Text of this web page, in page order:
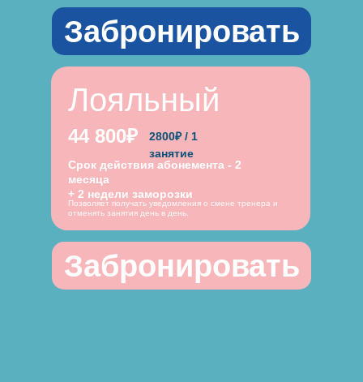
Позволяет получать уведомления о смене тренера и
отменять занятия день в день.
44 800₽
Срок действия абонемента - 2
месяца
+ 2 недели заморозки
2800₽ / 1
занятие
Лояльный
Забронировать
Забронировать